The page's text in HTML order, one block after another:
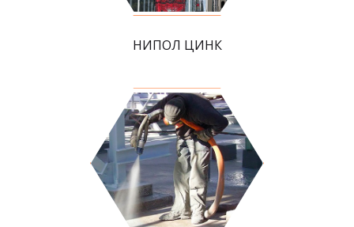
НИПОЛ ЦИНК